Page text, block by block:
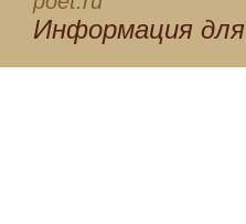
Информация для